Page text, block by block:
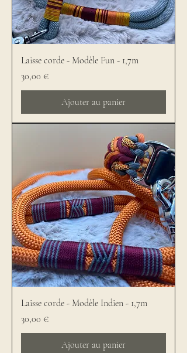
Laisse corde - Modèle Fun - 1,7m
Prix
30,00 €
Ajouter au panier
Laisse corde - Modèle Indien - 1,7m
Prix
30,00 €
Ajouter au panier